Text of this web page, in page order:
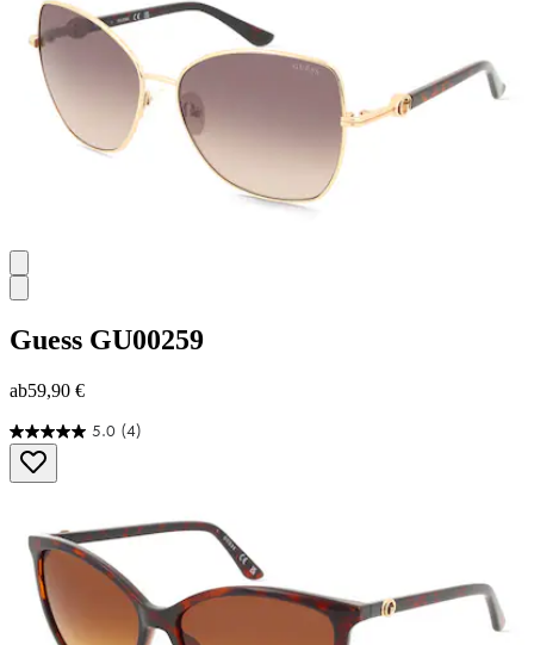
Guess GU00259
ab59,90 €
5.0 (4)
5.0
von
5
Bewertungen